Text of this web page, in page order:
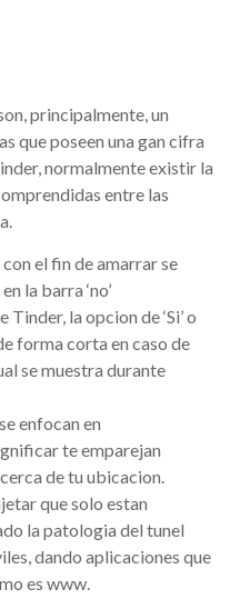
principalmente, un
que poseen una gan cifra
normalmente existir la
entre las
el fin de amarrar se
la barra ‘no’
la opcion de ‘Si’ o
forma corta en caso de
se muestra durante
enfocan en
te emparejan
de tu ubicacion.
que solo estan
la patologi­a del tunel
dando aplicaciones que
es www.